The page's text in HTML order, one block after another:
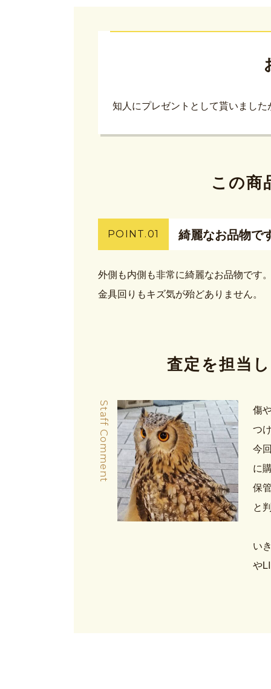
知人にプレゼントとして貰いまし
この商
POINT.01 綺麗なお品物で
外側も内側も非常に綺麗なお品物です
金具回りもキズ気が殆どありません。
査定を担当
Staff Comment
傷
つ
今
に
保
と
い
や